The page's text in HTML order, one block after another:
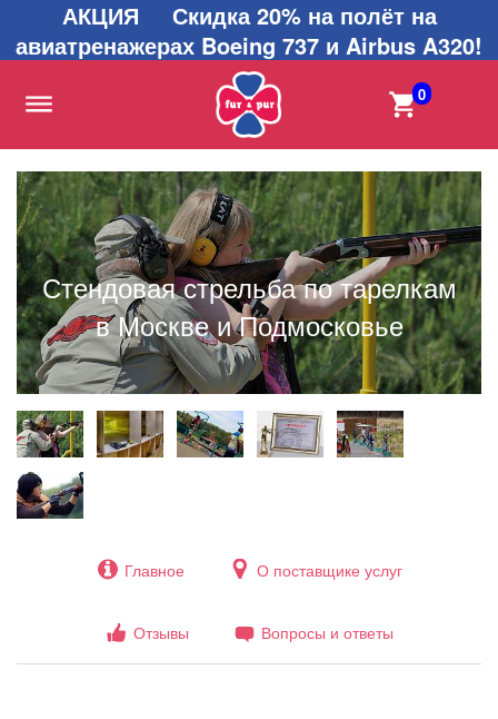
АКЦИЯ Скидка 20% на полёт на
авиатренажерах Boeing 737 и Airbus A320!
0
Стендовая стрельба по тарелкам
в Москве и Подмосковье
Главное О поставщике услуг
Отзывы Вопросы и ответы